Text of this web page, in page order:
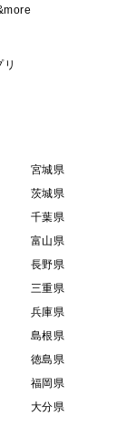
宮城県
茨城県
千葉県
富山県
長野県
三重県
兵庫県
島根県
徳島県
福岡県
大分県